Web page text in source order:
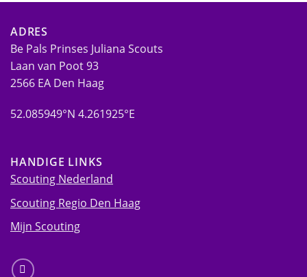
ADRES
Be Pals Prinses Juliana Scouts
Laan van Poot 93
2566 EA Den Haag
52.085949°N 4.261925°E
HANDIGE LINKS
Scouting Nederland
Scouting Regio Den Haag
Mijn Scouting